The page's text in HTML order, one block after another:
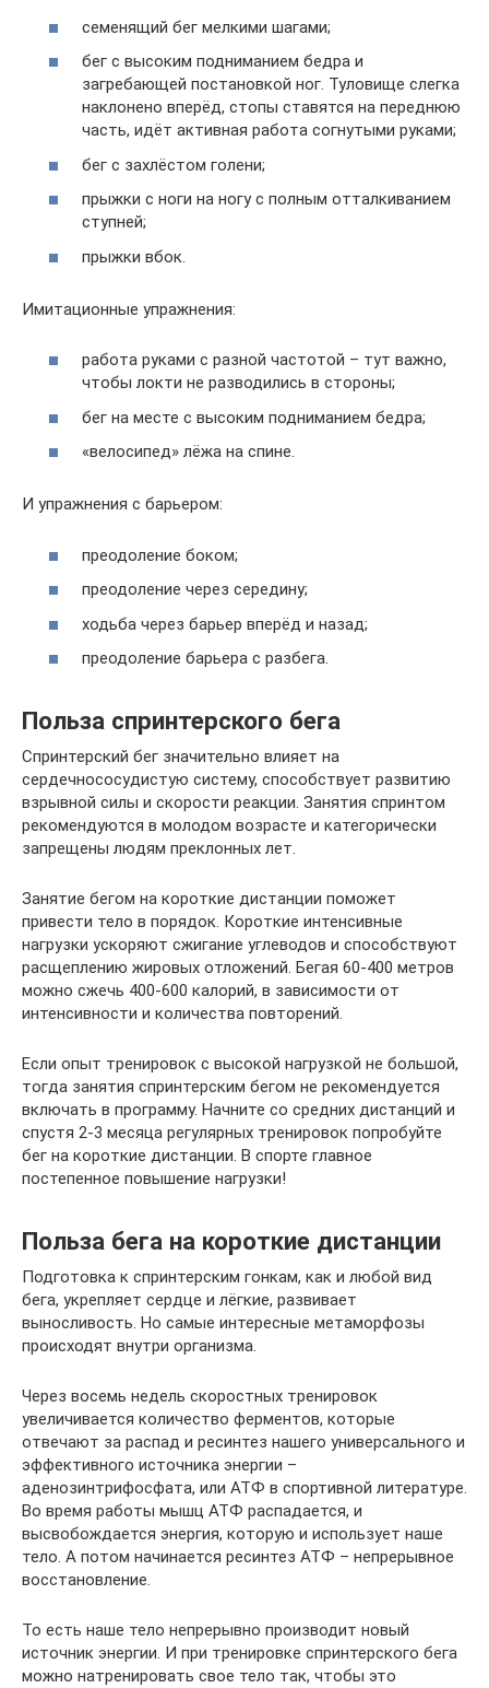
семенящий бег мелкими шагами;
бег с высоким подниманием бедра и
загребающей постановкой ног. Туловище слегка
наклонено вперёд, стопы ставятся на переднюю
часть, идёт активная работа согнутыми руками;
бег с захлёстом голени;
прыжки с ноги на ногу с полным отталкиванием
ступней;
прыжки вбок.
Имитационные упражнения:
работа руками с разной частотой – тут важно,
чтобы локти не разводились в стороны;
бег на месте с высоким подниманием бедра;
«велосипед» лёжа на спине.
И упражнения с барьером:
преодоление боком;
преодоление через середину;
ходьба через барьер вперёд и назад;
преодоление барьера с разбега.
Польза спринтерского бега
Спринтерский бег значительно влияет на
сердечнососудистую систему, способствует развитию
взрывной силы и скорости реакции. Занятия спринтом
рекомендуются в молодом возрасте и категорически
запрещены людям преклонных лет.
Занятие бегом на короткие дистанции поможет
привести тело в порядок. Короткие интенсивные
нагрузки ускоряют сжигание углеводов и способствуют
расщеплению жировых отложений. Бегая 60-400 метров
можно сжечь 400-600 калорий, в зависимости от
интенсивности и количества повторений.
Если опыт тренировок с высокой нагрузкой не большой,
тогда занятия спринтерским бегом не рекомендуется
включать в программу. Начните со средних дистанций и
спустя 2-3 месяца регулярных тренировок попробуйте
бег на короткие дистанции. В спорте главное
постепенное повышение нагрузки!
Польза бега на короткие дистанции
Подготовка к спринтерским гонкам, как и любой вид
бега, укрепляет сердце и лёгкие, развивает
выносливость. Но самые интересные метаморфозы
происходят внутри организма.
Через восемь недель скоростных тренировок
увеличивается количество ферментов, которые
отвечают за распад и ресинтез нашего универсального и
эффективного источника энергии –
аденозинтрифосфата, или АТФ в спортивной литературе.
Во время работы мышц АТФ распадается, и
высвобождается энергия, которую и использует наше
тело. А потом начинается ресинтез АТФ – непрерывное
восстановление.
То есть наше тело непрерывно производит новый
источник энергии. И при тренировке спринтерского бега
можно натренировать свое тело так, чтобы это